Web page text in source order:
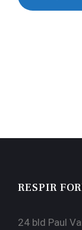
RESPIR
24 bld Paul